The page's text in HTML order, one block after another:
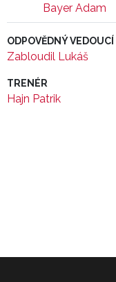
Bayer Adam
ODPOVĚDNÝ VEDOUCÍ
Zabloudil Lukáš
TRENÉR
Hajn Patrik